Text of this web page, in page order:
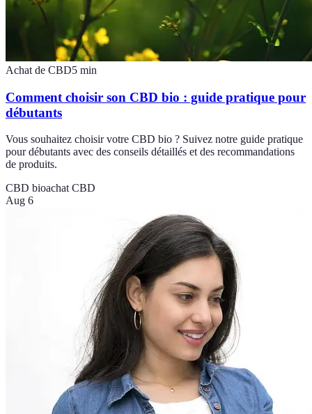
Achat de CBD5 min
Comment choisir son CBD bio : guide pratique pour
débutants
Vous souhaitez choisir votre CBD bio ? Suivez notre guide pratique
pour débutants avec des conseils détaillés et des recommandations
de produits.
CBD bioachat CBD
Aug 6